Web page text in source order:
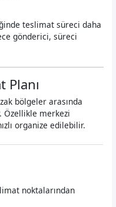
teslimat süreci daha
gönderici, süreci
Planı
bölgeler arasında
Özellikle merkezi
organize edilebilir.
noktalarından